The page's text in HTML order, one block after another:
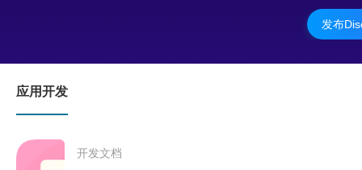
发布
应用开发
开发文档